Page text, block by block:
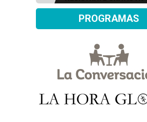
PROGRAMAS